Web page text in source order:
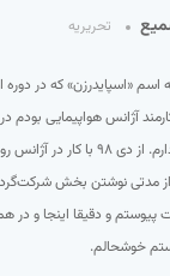
تحریریه
«اسپایدرزن» که در
که ۱۰ سال کارمند آژانس
چقدر نوشتن را دوست دارم. از
مدتی نوشتن بخش
پیوستم و دقیقا اینجا و
خوشحالم.